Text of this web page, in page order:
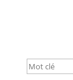
Rechercher: